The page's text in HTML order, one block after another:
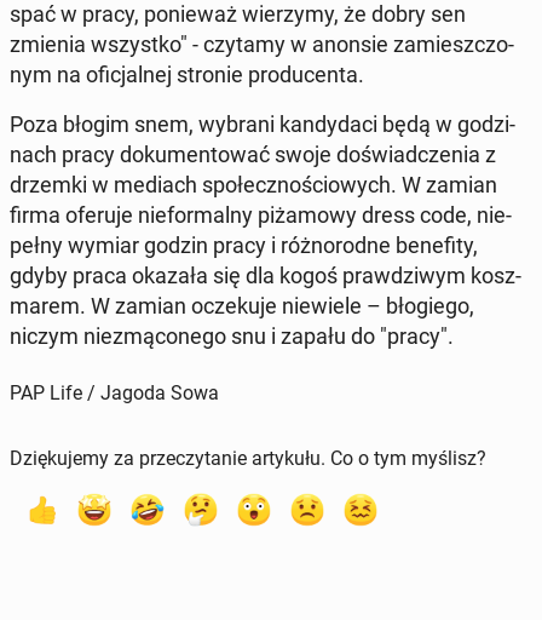
spać w pracy, po­nie­waż wie­rzy­my, że dobry sen
zmienia wszyst­ko" - czytamy w anonsie za­miesz­czo­
nym na ofi­cjal­nej stronie pro­du­cen­ta.
Poza błogim snem, wybrani kan­dy­da­ci będą w go­dzi­
nach pracy do­ku­men­to­wać swoje do­świad­cze­nia z
drzemki w mediach spo­łecz­no­ścio­wych. W zamian
firma oferuje nie­for­mal­ny pi­ża­mo­wy dress code, nie­
peł­ny wymiar godzin pracy i róż­no­rod­ne be­ne­fi­ty,
gdyby praca okazała się dla kogoś praw­dzi­wym kosz­
ma­rem. W zamian ocze­ku­je nie­wie­le – bło­gie­go,
niczym nie­zmą­co­ne­go snu i zapału do "pracy".
PAP Life / Jagoda Sowa
Dziękujemy za przeczytanie artykułu. Co o tym myślisz?